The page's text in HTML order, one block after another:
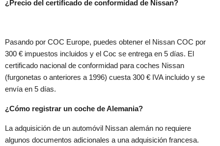
¿Precio del certificado de conformidad de Nissan?
Pasando por COC Europe, puedes obtener el Nissan COC por
300 € impuestos incluidos y el Coc se entrega en 5 días. El
certificado nacional de conformidad para coches Nissan
(furgonetas o anteriores a 1996) cuesta 300 € IVA incluido y se
envía en 5 días.
¿Cómo registrar un coche de Alemania?
La adquisición de un automóvil Nissan alemán no requiere
algunos documentos adicionales a una adquisición francesa.